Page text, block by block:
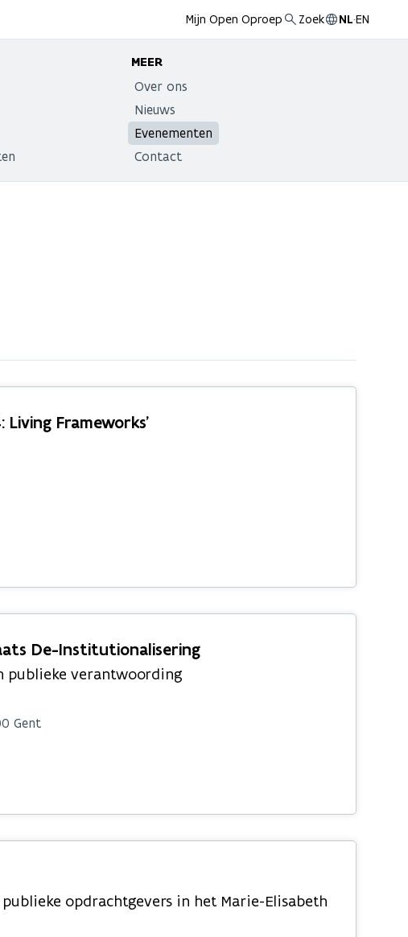
Mijn Open Oproep Zoek NL·EN
MEER
Over ons
Nieuws
Evenementen
Contact
Living Frameworks’
De-Institutionalisering
publieke verantwoording
Gent
opdrachtgevers in het Marie-Elisabeth